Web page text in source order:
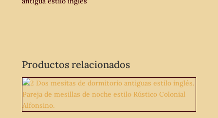
mesilla
cantidad
Productos relacionados